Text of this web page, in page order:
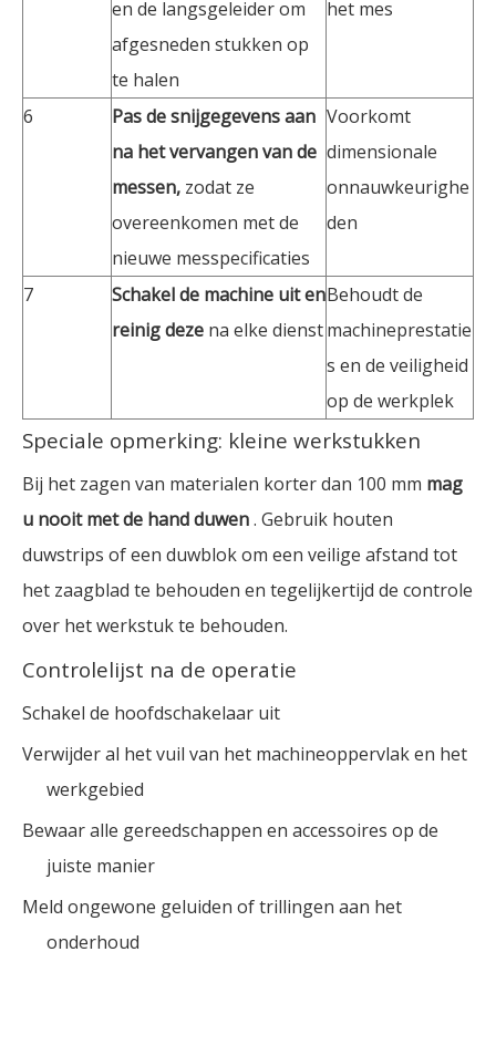
en de langsgeleider om
afgesneden stukken op
te halen
het mes
6
Pas de snijgegevens aan
na het vervangen van de
messen, zodat ze
overeenkomen met de
nieuwe messpecificaties
Voorkomt
dimensionale
onnauwkeurighe
den
7
Schakel de machine uit en
reinig deze na elke dienst
Behoudt de
machineprestatie
s en de veiligheid
op de werkplek
Speciale opmerking: kleine werkstukken
Bij het zagen van materialen korter dan 100 mm mag
u nooit met de hand duwen. Gebruik houten
duwstrips of een duwblok om een ​​veilige afstand tot
het zaagblad te behouden en tegelijkertijd de controle
over het werkstuk te behouden.
Controlelijst na de operatie
Schakel de hoofdschakelaar uit
Verwijder al het vuil van het machineoppervlak en het
werkgebied
Bewaar alle gereedschappen en accessoires op de
juiste manier
Meld ongewone geluiden of trillingen aan het
onderhoud